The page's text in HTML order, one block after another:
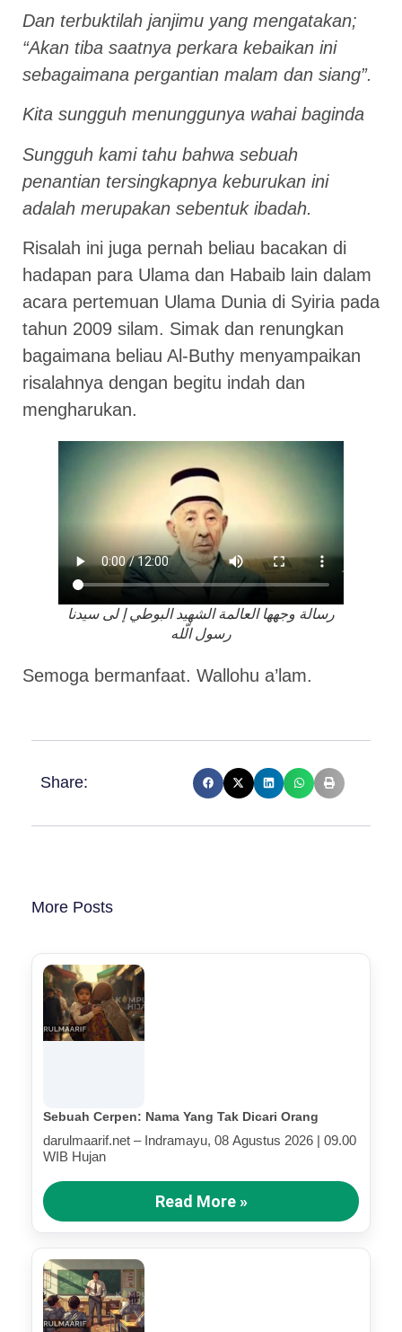
Dan terbuktilah janjimu yang mengatakan;
“Akan tiba saatnya perkara kebaikan ini
sebagaimana pergantian malam dan siang”.
Kita sungguh menunggunya wahai baginda
Sungguh kami tahu bahwa sebuah
penantian tersingkapnya keburukan ini
adalah merupakan sebentuk ibadah.
Risalah ini juga pernah beliau bacakan di
hadapan para Ulama dan Habaib lain dalam
acara pertemuan Ulama Dunia di Syiria pada
tahun 2009 silam. Simak dan renungkan
bagaimana beliau Al-Buthy menyampaikan
risalahnya dengan begitu indah dan
mengharukan.
رسالة وجهها العالمة الشهيد البوطي إ لى سيدنا
رسول الّله
Semoga bermanfaat. Wallohu a’lam.
Share:
More Posts
Sebuah Cerpen: Nama Yang Tak Dicari Orang
darulmaarif.net – Indramayu, 08 Agustus 2026 | 09.00
WIB Hujan
Read More »